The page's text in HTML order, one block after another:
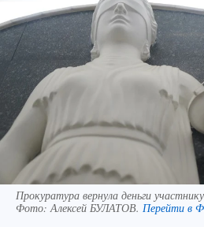
Прокуратура вернула деньги
Фото: Алексей БУЛАТОВ. Перейти в